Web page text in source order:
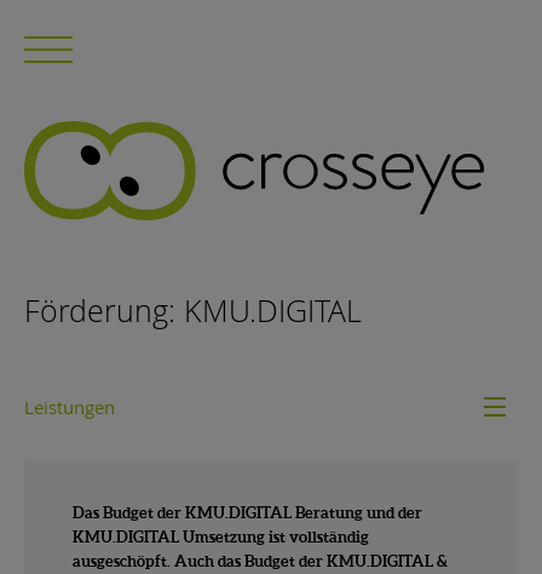
Förderung: KMU.DIGITAL
Leistungen
Das Budget der KMU.DIGITAL Beratung und der
KMU.DIGITAL Umsetzung ist vollständig
ausgeschöpft. Auch das Budget der KMU.DIGITAL &